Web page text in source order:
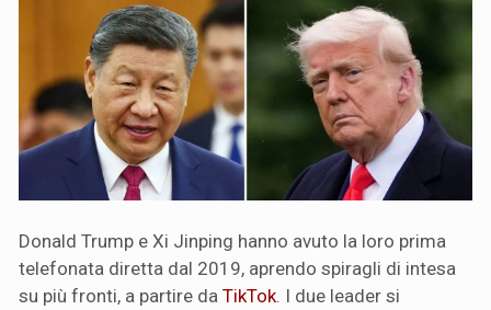
Donald Trump e Xi Jinping hanno avuto la loro prima
telefonata diretta dal 2019, aprendo spiragli di intesa
su più fronti, a partire da TikTok . I due leader si